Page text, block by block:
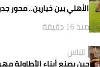
الأهلي بين خيارين.. محور
منذ 16 دقيقة
الناس
حين يصنع أبناء الأطاولة